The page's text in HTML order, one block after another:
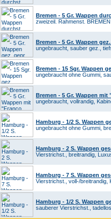
Bremen - 5 Gr. Wappen
zweizeil. Rahmenst.
Bremen - 5 Gr. Wappen
ungebraucht, sauber gez.,
Bremen - 15 Sgr. Wappen
ungebraucht ohne Gummi,
Bremen - 5 Gr. Wappen mit
ungebraucht, vollrandig,
Hamburg - 1/2 S. Wappen
ungebraucht ohne Gummi,
Hamburg - 2 S. Wappen
Vierstrichst., breitrandig,
Hamburg - 7 S. Wappen
Vierstrichst., voll-/breitrandig,
Hamburg - 1/2 S. Wappen
sauberer Vierstrichst.,